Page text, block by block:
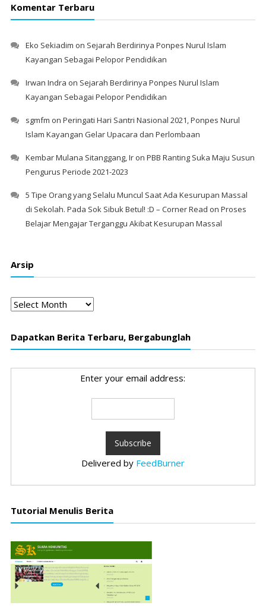
Komentar Terbaru
Eko Sekiadim on Sejarah Berdirinya Ponpes Nurul Islam
Kayangan Sebagai Pelopor Pendidikan
Irwan Indra on Sejarah Berdirinya Ponpes Nurul Islam
Kayangan Sebagai Pelopor Pendidikan
sgmfm on Peringati Hari Santri Nasional 2021, Ponpes Nurul
Islam Kayangan Gelar Upacara dan Perlombaan
Kembar Mulana Sitanggang, Iron PBB Ranting Suka Maju Susun
Pengurus Periode 2021-2023
5 Tipe Orang yang Selalu Muncul Saat Ada Kesurupan Massal
di Sekolah. Pada Sok Sibuk Betul! :D – Corner Read on Proses
Belajar Mengajar Terganggu Akibat Kesurupan Massal
Arsip
Arsip
Dapatkan Berita Terbaru, Bergabunglah
Enter your email address:
Delivered by FeedBurner
Tutorial Menulis Berita